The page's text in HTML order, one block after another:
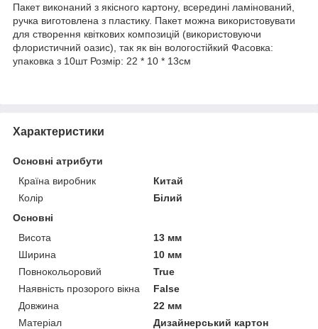
Пакет виконаний з якісного картону, всередині ламінований,
ручка виготовлена ​​з пластику. Пакет можна використовувати
для створення квіткових композицій (використовуючи
флористичний оазис), так як він вологостійкий Фасовка:
упаковка з 10шт Розмір: 22 * ​​10 * 13см
Характеристики
Основні атрибути
Країна виробник
Китай
Колір
Білий
Основні
Висота
13 мм
Ширина
10 мм
Повнокольоровий
True
Наявність прозорого вікна
False
Довжина
22 мм
Матеріал
Дизайнерський картон